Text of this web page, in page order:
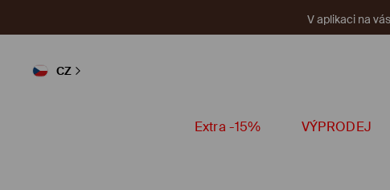
V aplikaci na
CZ
Extra -15% VÝPRODEJ